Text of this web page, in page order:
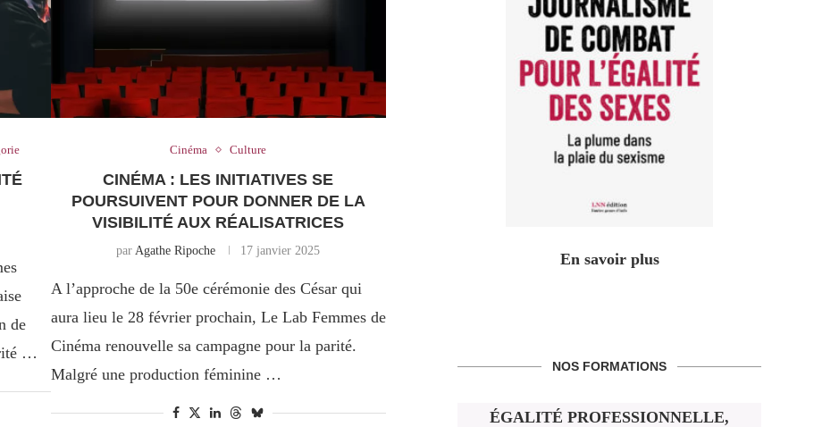
de
…
Cinéma Culture
CINÉMA : LES INITIATIVES SE
POURSUIVENT POUR DONNER DE LA
VISIBILITÉ AUX RÉALISATRICES
parAgathe Ripoche 17 janvier 2025
A l’approche de la 50e cérémonie des César qui
aura lieu le 28 février prochain, Le Lab Femmes de
Cinéma renouvelle sa campagne pour la parité.
Malgré une production féminine …
En savoir plus
NOS FORMATIONS
ÉGALITÉ PROFESSIONNELLE,